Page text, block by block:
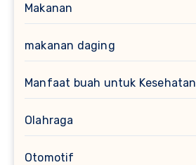
Makanan
makanan daging
Manfaat buah untuk Kesehatan
Olahraga
Otomotif